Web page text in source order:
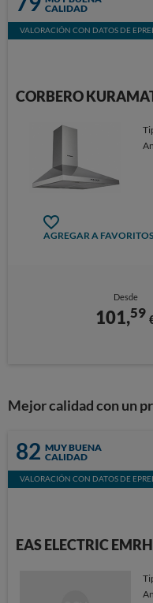
CALIDAD
VALORACIÓN CON DATOS DE EPREL
CORBERO
AGREGAR A FAVORITOS
Desde
101,59
Mejor calidad con un
82 MUY BUENA
CALIDAD
VALORACIÓN CON DATOS DE EPREL
EAS ELECTRIC